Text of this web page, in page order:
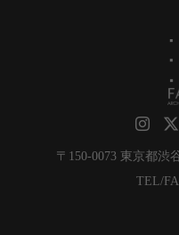
〒150-0073 東京都渋
TEL/